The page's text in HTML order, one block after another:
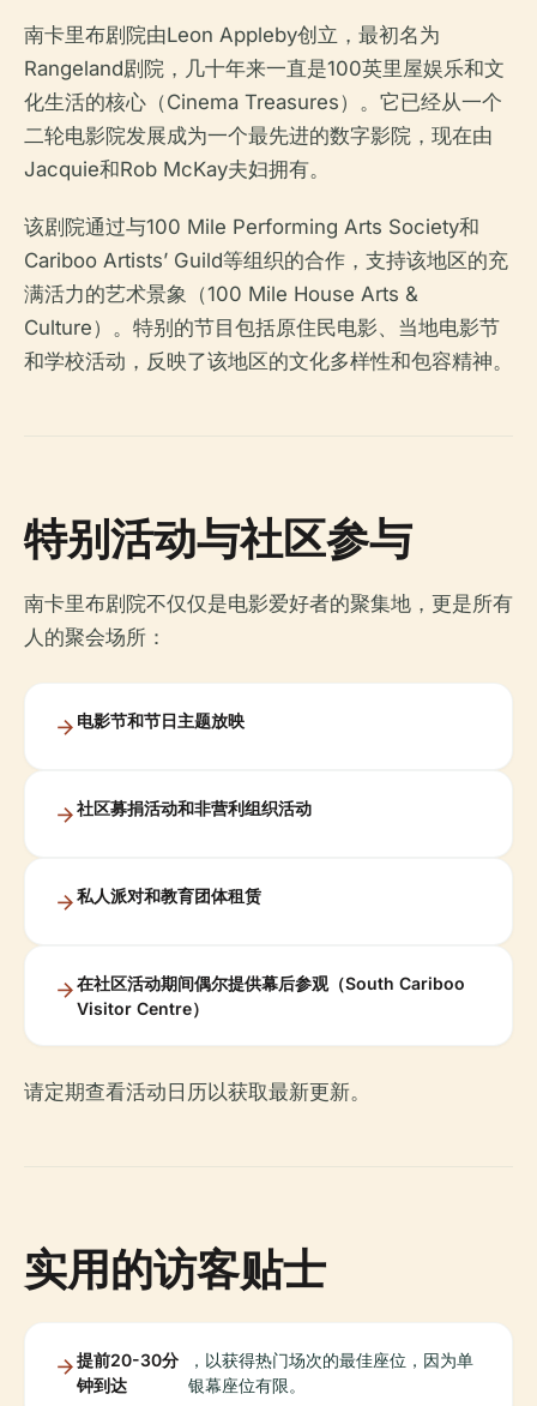
南卡里布剧院由Leon Appleby创立，最初名为
Rangeland剧院，几十年来一直是100英里屋娱乐和文
化生活的核心（Cinema Treasures）。它已经从一个
二轮电影院发展成为一个最先进的数字影院，现在由
Jacquie和Rob McKay夫妇拥有。
该剧院通过与100 Mile Performing Arts Society和
Cariboo Artists’ Guild等组织的合作，支持该地区的充
满活力的艺术景象（100 Mile House Arts &
Culture）。特别的节目包括原住民电影、当地电影节
和学校活动，反映了该地区的文化多样性和包容精神。
特别活动与社区参与
南卡里布剧院不仅仅是电影爱好者的聚集地，更是所有
人的聚会场所：
电影节和节日主题放映
社区募捐活动和非营利组织活动
私人派对和教育团体租赁
在社区活动期间偶尔提供幕后参观（South Cariboo
Visitor Centre）
请定期查看活动日历以获取最新更新。
实用的访客贴士
提前20-30分
钟到达
，以获得热门场次的最佳座位，因为单
银幕座位有限。